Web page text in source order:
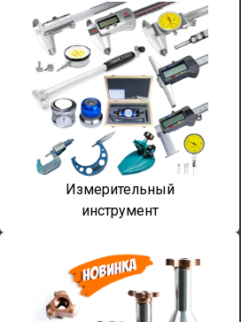
Измерительный
инструмент